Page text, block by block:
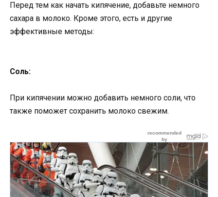
Перед тем как начать кипячение, добавьте немного
сахара в молоко. Кроме этого, есть и другие
эффективные методы:
Соль:
При кипячении можно добавить немного соли, что
также поможет сохранить молоко свежим.